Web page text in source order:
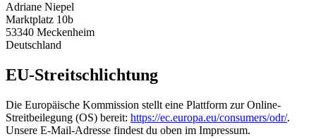
Adriane Niepel
Marktplatz 10b
53340 Meckenheim
Deutschland
EU-Streitschlichtung
Die Europäische Kommission stellt eine Plattform zur Online-
Streitbeilegung (OS) bereit: https://ec.europa.eu/consumers/odr/.
Unsere E-Mail-Adresse findest du oben im Impressum.